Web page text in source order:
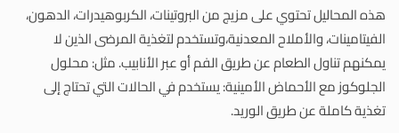
هذه المحاليل تحتوي على مزيج من البروتينات، الكربوهيدرات، الدهون،
الفيتامينات، والأملاح المعدنية،وتستخدم لتغذية المرضى الذين لا
يمكنهم تناول الطعام عن طريق الفم أو عبر الأنابيب. مثل: محلول
الجلوكوز مع الأحماض الأمينية: يستخدم في الحالات التي تحتاج إلى
تغذية كاملة عن طريق الوريد.